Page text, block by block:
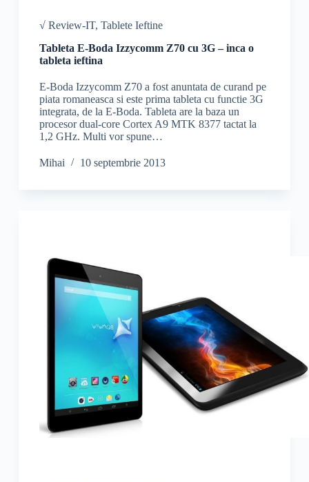
√ Review-IT, Tablete Ieftine
Tableta E-Boda Izzycomm Z70 cu 3G – inca o
tableta ieftina
E-Boda Izzycomm Z70 a fost anuntata de curand pe
piata romaneasca si este prima tableta cu functie 3G
integrata, de la E-Boda. Tableta are la baza un
procesor dual-core Cortex A9 MTK 8377 tactat la
1,2 GHz. Multi vor spune…
Mihai 10 septembrie 2013